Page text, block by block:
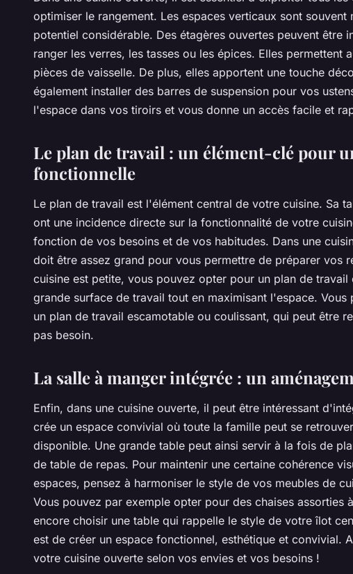
optimiser le rangement. Les espaces verticaux sont
potentiel considérable. Des étagères ouvertes peuvent être
ranger les verres, les tasses ou les épices. Elles permettent
pièces de vaisselle. De plus, elles apportent une touche
également installer des barres de suspension pour vos
l'espace dans vos tiroirs et vous donne un accès facile et
Le plan de travail : un élément-clé pour
fonctionnelle
Le plan de travail est l'élément central de votre cuisine. Sa
ont une incidence directe sur la fonctionnalité de votre
fonction de vos besoins et de vos habitudes. Dans une
doit être assez grand pour vous permettre de préparer vos
cuisine est petite, vous pouvez opter pour un plan de travail
grande surface de travail tout en maximisant l'espace. Vous
un plan de travail escamotable ou coulissant, qui peut être
pas besoin.
La salle à manger intégrée : un
Enfin, dans une cuisine ouverte, il peut être intéressant
crée un espace convivial où toute la famille peut se
disponible. Une grande table peut ainsi servir à la fois de
de table de repas. Pour maintenir une certaine cohérence
espaces, pensez à harmoniser le style de vos meubles de
Vous pouvez par exemple opter pour des chaises assorties
encore choisir une table qui rappelle le style de votre îlot
est de créer un espace fonctionnel, esthétique et convivial.
votre cuisine ouverte selon vos envies et vos besoins !